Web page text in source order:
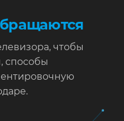
чтобы
способы